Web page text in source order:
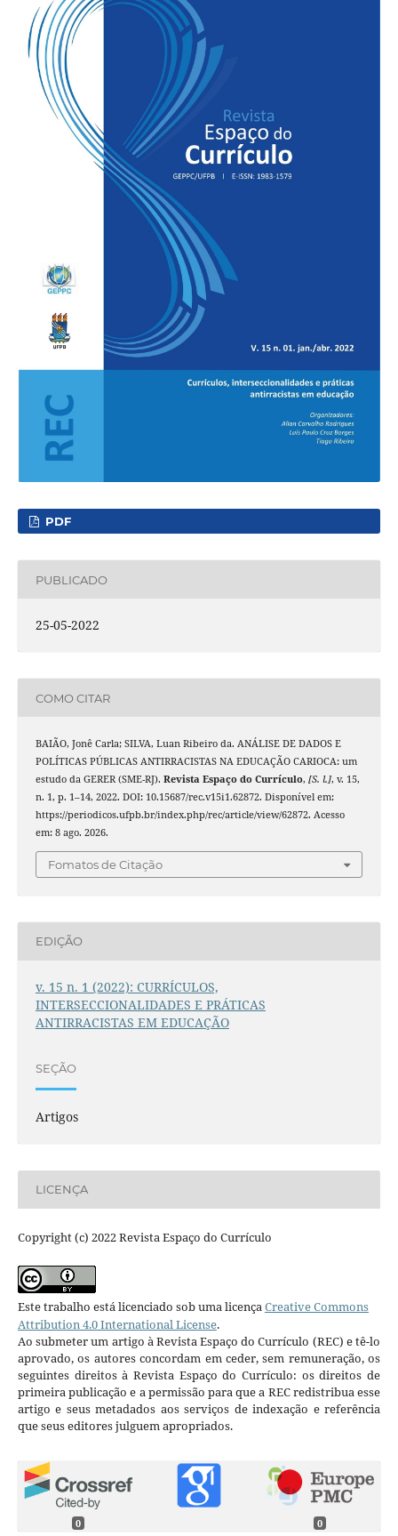
PDF
PUBLICADO
25-05-2022
COMO CITAR
BAIÃO, Jonê Carla; SILVA, Luan Ribeiro da. ANÁLISE DE DADOS E
POLÍTICAS PÚBLICAS ANTIRRACISTAS NA EDUCAÇÃO CARIOCA: um
estudo da GERER (SME-RJ). Revista Espaço do Currículo, [S. l.], v. 15,
n. 1, p. 1–14, 2022. DOI: 10.15687/rec.v15i1.62872. Disponível em:
https://periodicos.ufpb.br/index.php/rec/article/view/62872. Acesso
em: 8 ago. 2026.
Fomatos de Citação
EDIÇÃO
v. 15 n. 1 (2022): CURRÍCULOS,
INTERSECCIONALIDADES E PRÁTICAS
ANTIRRACISTAS EM EDUCAÇÃO
SEÇÃO
Artigos
LICENÇA
Copyright (c) 2022 Revista Espaço do Currículo
Este trabalho está licenciado sob uma licençaCreative Commons
Attribution 4.0 International License.
Ao submeter um artigo à Revista Espaço do Currículo (REC) e tê-lo
aprovado, os autores concordam em ceder, sem remuneração, os
seguintes direitos à Revista Espaço do Currículo: os direitos de
primeira publicação e a permissão para que a REC redistribua esse
artigo e seus metadados aos serviços de indexação e referência
que seus editores julguem apropriados.
0 0